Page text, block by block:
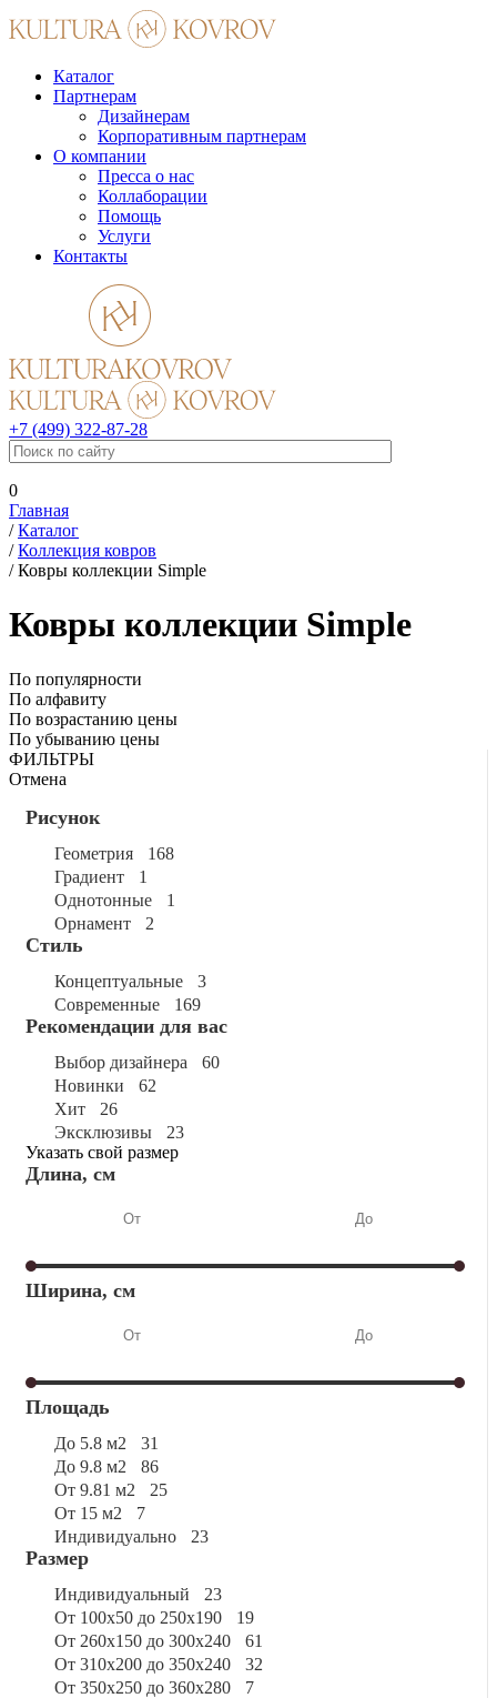
Каталог
Партнерам
Дизайнерам
Корпоративным партнерам
О компании
Пресса о нас
Коллаборации
Помощь
Услуги
Контакты
+7 (499) 322-87-28
0
Главная
/Каталог
/Коллекция ковров
/Ковры коллекции Simple
Ковры коллекции Simple
По популярности
По алфавиту
По возрастанию цены
По убыванию цены
ФИЛЬТРЫ
Отмена
Рисунок
геометрия
168
градиент
1
однотонные
1
орнамент
2
Стиль
концептуальные
3
современные
169
Рекомендации для вас
выбор дизайнера
60
новинки
62
хит
26
эксклюзивы
23
Указать свой размер
Длина, см
Ширина, см
Площадь
до 5.8 м2
31
до 9.8 м2
86
от 9.81 м2
25
от 15 м2
7
индивидуально
23
Размер
индивидуальный
23
от 100х50 до 250х190
19
от 260х150 до 300х240
61
от 310х200 до 350х240
32
от 350х250 до 360х280
7